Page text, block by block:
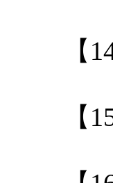
【
【